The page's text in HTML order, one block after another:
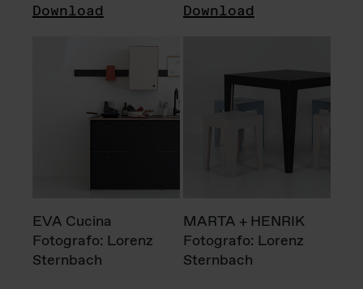
Download Download
EVA Cucina
Fotografo: Lorenz
Sternbach
MARTA + HENRIK
Fotografo: Lorenz
Sternbach